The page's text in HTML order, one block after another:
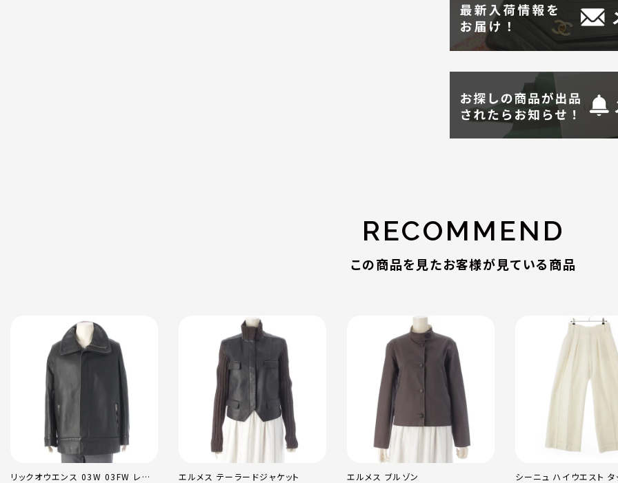
RECOMMEND
この商品を見たお客様が見ている商品
リックオウエンス 03W 03FW レザ
エルメス テーラードジャケット エルメス ブルゾン
シーニュ ハイウエスト タ